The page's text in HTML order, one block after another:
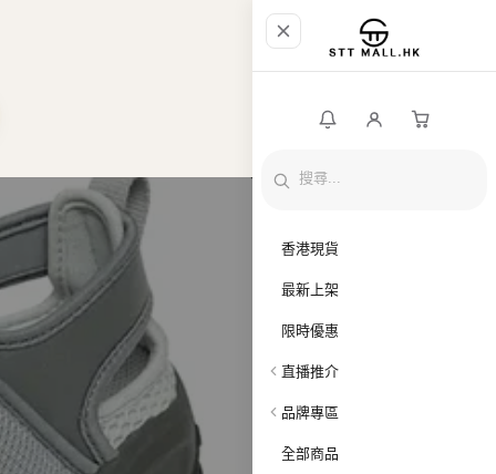
香港現貨
最新上架
限時優惠
直播推介
品牌專區
全部商品